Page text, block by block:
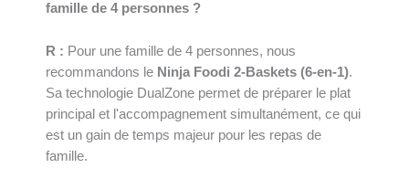
famille de 4 personnes ?
R : Pour une famille de 4 personnes, nous
recommandons le Ninja Foodi 2-Baskets (6-en-1).
Sa technologie DualZone permet de préparer le plat
principal et l'accompagnement simultanément, ce qui
est un gain de temps majeur pour les repas de
famille.